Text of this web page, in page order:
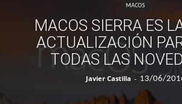
MACOS
MACOS SIERRA ES
ACTUALIZACIÓN
TODAS LAS
Javier Castilla - 13/06/